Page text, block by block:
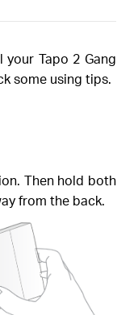
Tapo 2 Gang
some using tips.
Then hold both
from the back.